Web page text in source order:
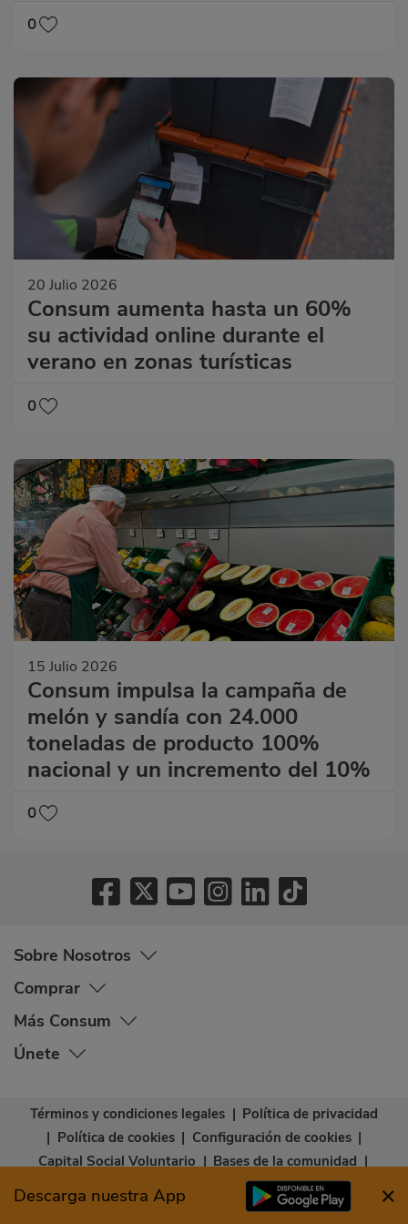
0
20 Julio 2026
Consum aumenta hasta un 60%
su actividad online durante el
verano en zonas turísticas
0
15 Julio 2026
Consum impulsa la campaña de
melón y sandía con 24.000
toneladas de producto 100%
nacional y un incremento del 10%
0
Sobre Nosotros
Comprar
Más Consum
Únete
Descarga nuestra App
Términos y condiciones legales | Política de privacidad
| Política de cookies | Configuración de cookies |
Capital Social Voluntario | Bases de la comunidad |
Declaración de accesibilidad
© Copyright - Consum Cooperativa 2026